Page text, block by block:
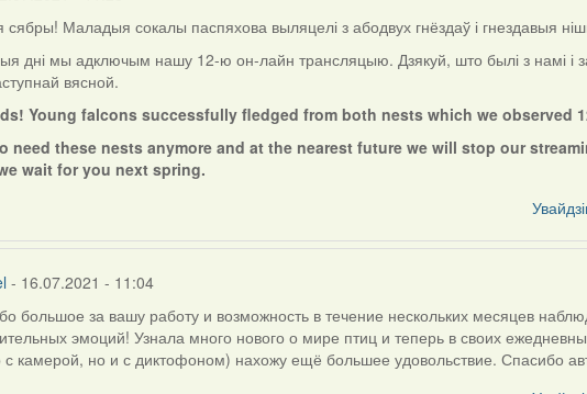
Маладыя сокалы паспяхова выляцелі з абодвух гнёздаў і гнездавыя
дні мы адключым нашу 12-ю он-лайн трансляцыю. Дзякуй, што былі з намі і
вясной.
Young falcons successfully fledged from both nests which we observed
need these nests anymore and at the nearest future we will stop our
wait for you next spring.
- 16.07.2021 - 11:04
большое за вашу работу и возможность в течение нескольких месяцев
эмоций! Узнала много нового о мире птиц и теперь в своих
с камерой, но и с диктофоном) нахожу ещё большее удовольствие. Спасибо